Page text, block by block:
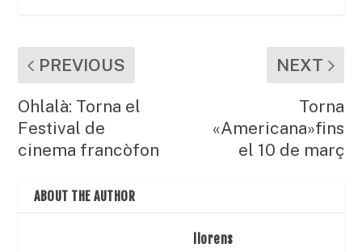
PREVIOUS
Ohlalà: Torna el
Festival de
cinema francòfon
NEXT
Torna
«Americana»fins
el 10 de març
ABOUT THE AUTHOR
llorens